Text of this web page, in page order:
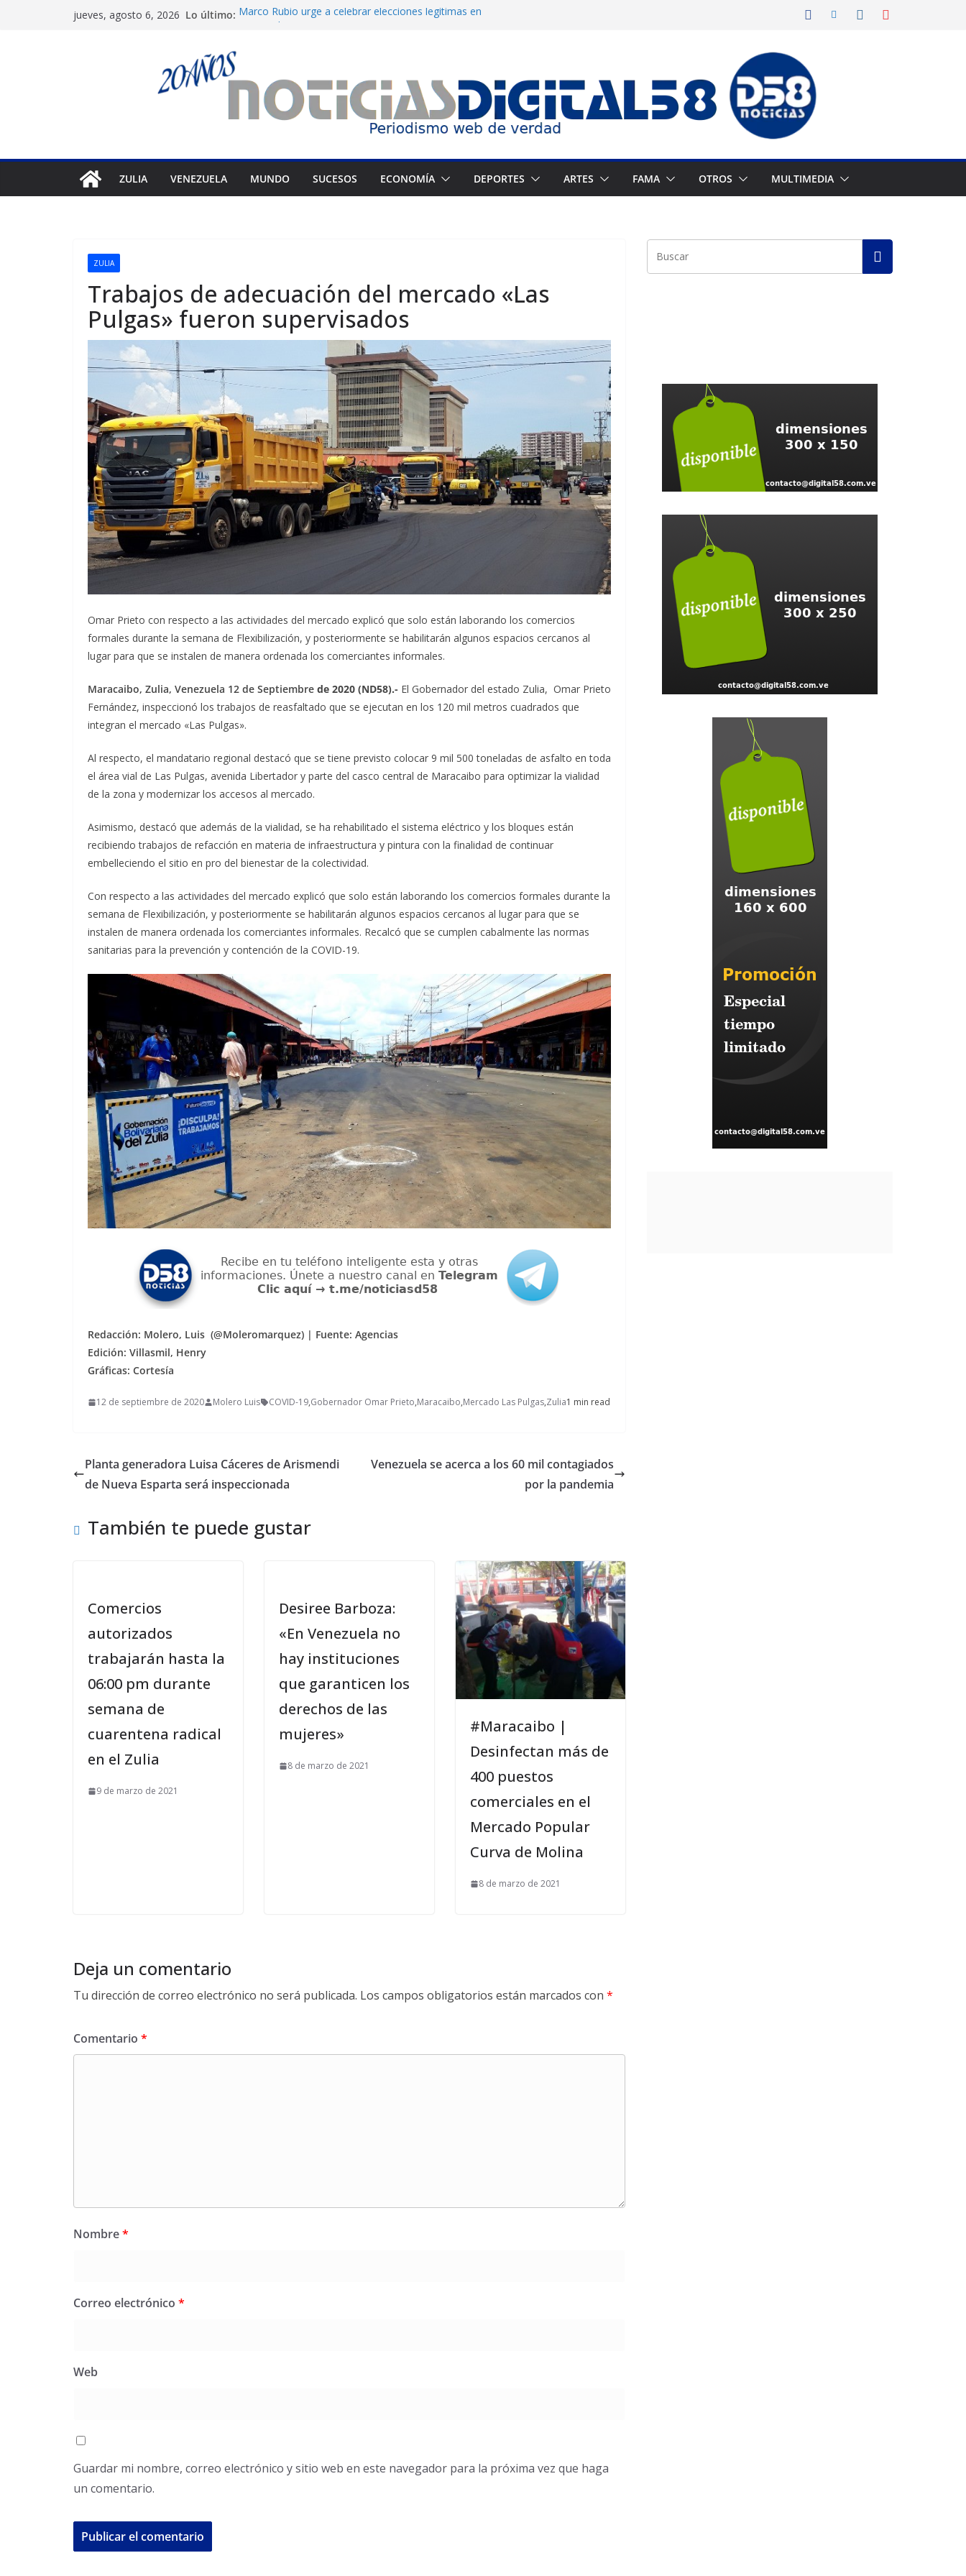
jueves, agosto 6, 2026 Lo último: Marco Rubio urge a celebrar elecciones legítimas en
Hallan el cuerpo del montañista Nirmal Purja tras avalancha
en Pakistán
Machado exige un cronograma electoral a la mesa de
ZULIA VENEZUELA MUNDO SUCESOS ECONOMÍA DEPORTES ARTES FAMA OTROS MULTIMEDIA
ZULIA
Trabajos de adecuación del mercado «Las
Pulgas» fueron supervisados
Omar Prieto con respecto a las actividades del mercado explicó que solo están laborando los comercios
formales durante la semana de Flexibilización, y posteriormente se habilitarán algunos espacios cercanos al
lugar para que se instalen de manera ordenada los comerciantes informales.
Maracaibo, Zulia, Venezuela 12 de Septiembre de 2020 (ND58).- El Gobernador del estado Zulia, Omar Prieto
Fernández, inspeccionó los trabajos de reasfaltado que se ejecutan en los 120 mil metros cuadrados que
integran el mercado «Las Pulgas».
Al respecto, el mandatario regional destacó que se tiene previsto colocar 9 mil 500 toneladas de asfalto en toda
el área vial de Las Pulgas, avenida Libertador y parte del casco central de Maracaibo para optimizar la vialidad
de la zona y modernizar los accesos al mercado.
Asimismo, destacó que además de la vialidad, se ha rehabilitado el sistema eléctrico y los bloques están
recibiendo trabajos de refacción en materia de infraestructura y pintura con la finalidad de continuar
embelleciendo el sitio en pro del bienestar de la colectividad.
Con respecto a las actividades del mercado explicó que solo están laborando los comercios formales durante la
semana de Flexibilización, y posteriormente se habilitarán algunos espacios cercanos al lugar para que se
instalen de manera ordenada los comerciantes informales. Recalcó que se cumplen cabalmente las normas
sanitarias para la prevención y contención de la COVID-19.
Redacción: Molero, Luis (@Moleromarquez) | Fuente: Agencias
Edición: Villasmil, Henry
Gráficas: Cortesía
12 de septiembre de 2020 Molero Luis COVID-19,Gobernador Omar Prieto,Maracaibo,Mercado Las Pulgas,Zulia1 min read
Planta generadora Luisa Cáceres de Arismendi
de Nueva Esparta será inspeccionada
Venezuela se acerca a los 60 mil contagiados
por la pandemia
También te puede gustar
Comercios
autorizados
trabajarán hasta la
06:00 pm durante
semana de
cuarentena radical
en el Zulia
9 de marzo de 2021
Desiree Barboza:
«En Venezuela no
hay instituciones
que garanticen los
derechos de las
mujeres»
8 de marzo de 2021
#Maracaibo |
Desinfectan más de
400 puestos
comerciales en el
Mercado Popular
Curva de Molina
8 de marzo de 2021
Deja un comentario
Tu dirección de correo electrónico no será publicada. Los campos obligatorios están marcados con *
Comentario *
Nombre*
Correo electrónico *
Web
Guardar mi nombre, correo electrónico y sitio web en este navegador para la próxima vez que haga
un comentario.